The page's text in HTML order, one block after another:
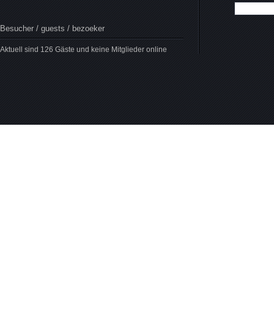
Besucher / guests / bezoeker
Aktuell sind 126 Gäste und keine Mitglieder online